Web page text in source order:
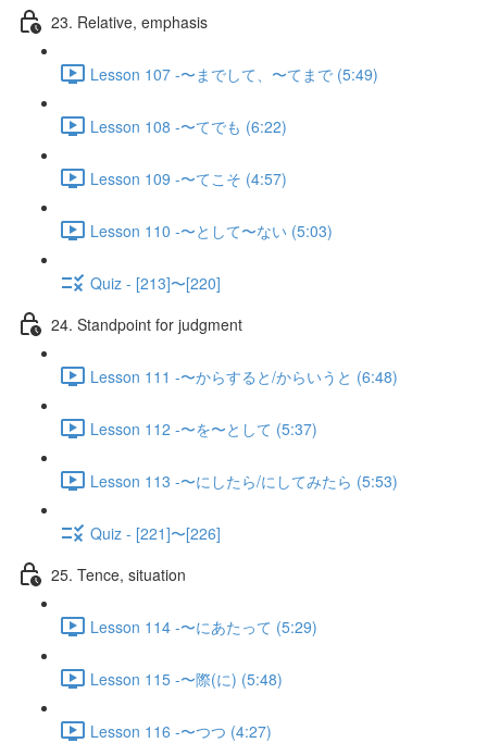
23. Relative, emphasis
Lesson 107 -〜までして、〜てまで (5:49)
Lesson 108 -〜てでも (6:22)
Lesson 109 -〜てこそ (4:57)
Lesson 110 -〜として〜ない (5:03)
Quiz - [213]〜[220]
24. Standpoint for judgment
Lesson 111 -〜からすると/からいうと (6:48)
Lesson 112 -〜を〜として (5:37)
Lesson 113 -〜にしたら/にしてみたら (5:53)
Quiz - [221]〜[226]
25. Tence, situation
Lesson 114 -〜にあたって (5:29)
Lesson 115 -〜際(に) (5:48)
Lesson 116 -〜つつ (4:27)